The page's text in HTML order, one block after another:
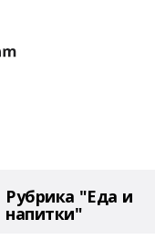
Рубрика "Еда и
напитки"